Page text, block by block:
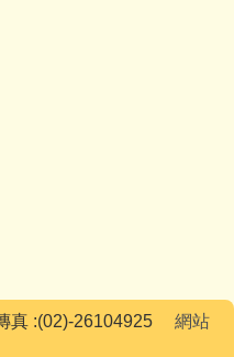
:(02)-26104925
網站